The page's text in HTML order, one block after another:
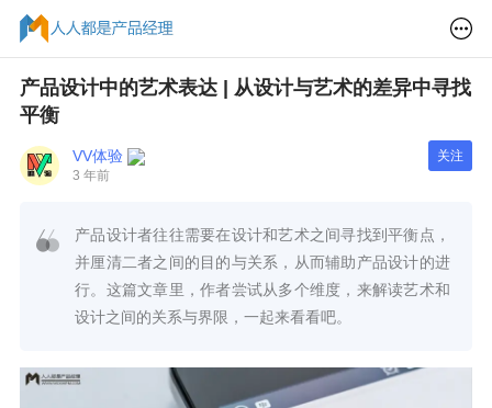
产品设计中的艺术表达 | 从设计与艺术的差异中寻找
平衡
VV体验
3 年前
关注
产品设计者往往需要在设计和艺术之间寻找到平衡点，
并厘清二者之间的目的与关系，从而辅助产品设计的进
行。这篇文章里，作者尝试从多个维度，来解读艺术和
设计之间的关系与界限，一起来看看吧。